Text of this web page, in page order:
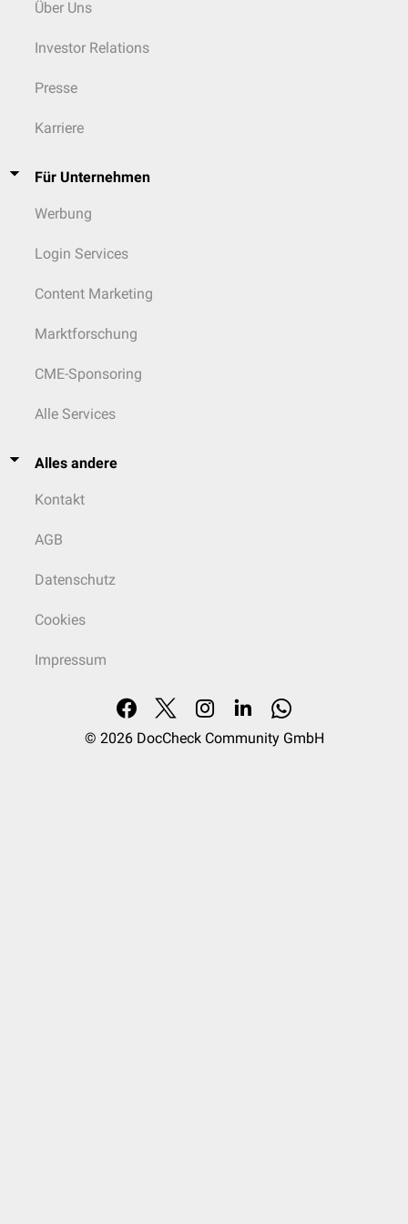
Plötzlicher Kindstod
Mors in coitu
Über Uns
Investor Relations
Presse
Karriere
Für Unternehmen
Werbung
Login Services
Content Marketing
Marktforschung
CME-Sponsoring
Alle Services
Alles andere
Kontakt
AGB
Datenschutz
Cookies
Impressum
© 2026 DocCheck Community GmbH